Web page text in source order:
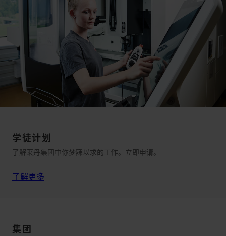
学徒计划
了解莱丹集团中你梦寐以求的工作。立即申请。
了解更多
集团